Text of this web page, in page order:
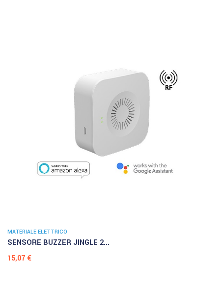
MATERIALE ELETTRICO
SENSORE BUZZER JINGLE 2...
Prezzo
15,07 €